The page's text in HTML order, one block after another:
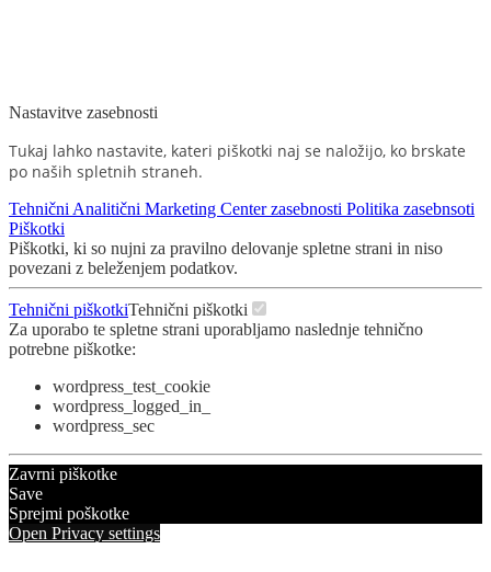
Nastavitve zasebnosti
Tukaj lahko nastavite, kateri piškotki naj se naložijo, ko brskate
po naših spletnih straneh.
Tehnični Analitični Marketing Center zasebnosti Politika zasebnsoti
Piškotki
Piškotki, ki so nujni za pravilno delovanje spletne strani in niso
povezani z beleženjem podatkov.
Tehnični piškotkiTehnični piškotki
Za uporabo te spletne strani uporabljamo naslednje tehnično
potrebne piškotke:
wordpress_test_cookie
wordpress_logged_in_
wordpress_sec
Zavrni piškotke
Save
Sprejmi poškotke
Open Privacy settings